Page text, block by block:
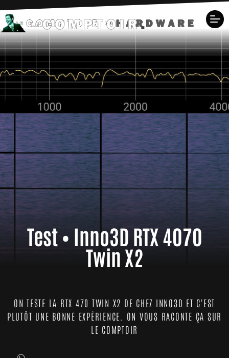
Test • Inno3D RTX 4070
Twin X2
ON TESTE LA RTX 470 TWIN X2 DE CHEZ INNO3D ET C'EST
PLUTÔT UNE BONNE EXPÉRIENCE. ON VOUS RACONTE ÇA SUR
LE COMPTOIR